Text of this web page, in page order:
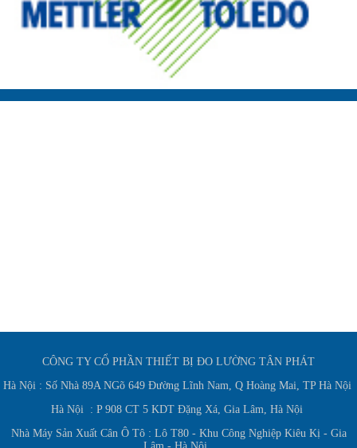
CÔNG TY CỔ PHẦN THIẾT BỊ ĐO LƯỜNG TÂN PHÁT
Hà Nội : Số Nhà 89A NGõ 649 Đường Lĩnh Nam, Q Hoàng Mai, TP Hà Nội
Hà Nội : P 908 CT 5 KDT Đặng Xá, Gia Lâm, Hà Nội
Nhà Máy Sản Xuất Cân Ô Tô : Lô T80 - Khu Công Nghiệp Kiêu Kị - Gia